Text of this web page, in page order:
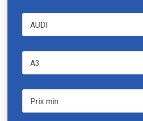
AUDI
Model
A3
Prix minPrix min